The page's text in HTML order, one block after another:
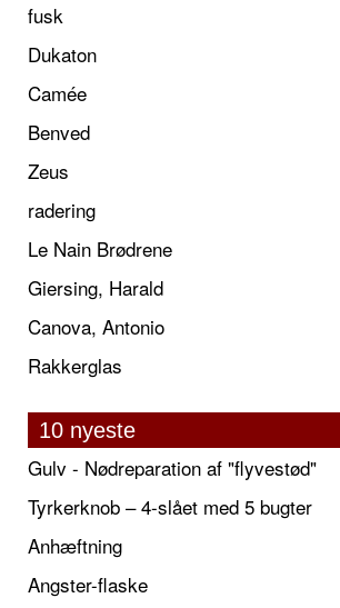
fusk
Dukaton
Camée
Benved
Zeus
radering
Le Nain Brødrene
Giersing, Harald
Canova, Antonio
Rakkerglas
10 nyeste
Gulv - Nødreparation af "flyvestød"
Tyrkerknob – 4-slået med 5 bugter
Anhæftning
Angster-flaske